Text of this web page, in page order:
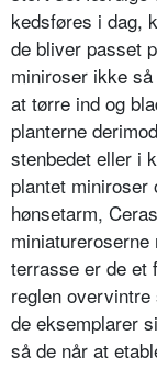
kedsføres i dag,
de bliver passet
miniroser ikke
at tørre ind og
planterne
stenbedet eller i
plantet miniroser
hønsetarm,
terrasse er de et
reglen
de eksemplarer
så de når at